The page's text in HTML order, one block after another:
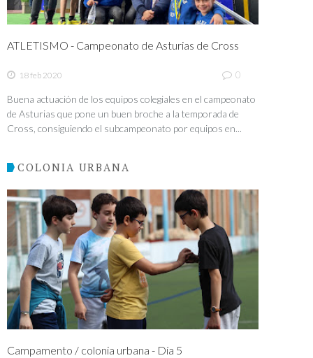
ATLETISMO - Campeonato de Asturias de Cross
18 feb 2020 0
Buena actuación de los equipos colegiales en el campeonato
de Asturias que pone un buen broche a la temporada de
Cross, consiguiendo el subcampeonato por equipos en...
COLONIA URBANA
Campamento / colonia urbana - Día 5